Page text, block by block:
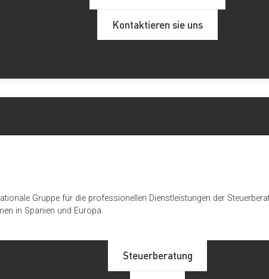
Kontaktieren sie uns
Gruppe für die professionellen Dienstleistungen der
in Spanien und Europa.
Steuerberatung